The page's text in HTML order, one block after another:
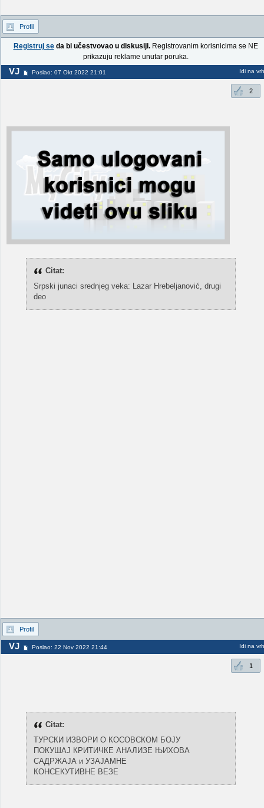
Profil
Registruj seda bi učestvovao u diskusiji.Registrovanim korisnicima se NE
prikazuju reklame unutar poruka.
VJ Poslao: 07 Okt 2022 21:01 Idi na vrh
2
Citat:
Srpski junaci srednjeg veka: Lazar Hrebeljanović, drugi
deo
Profil
VJ Poslao: 22 Nov 2022 21:44 Idi na vrh
1
Citat:
ТУРСКИ ИЗВОРИ О КОСОВСКОМ БОЈУ
ПОКУШАЈ КРИТИЧКЕ АНАЛИЗЕ ЊИХОВА
САДРЖАЈА и УЗАЈАМНЕ
КОНСЕКУТИВНЕ ВЕЗЕ